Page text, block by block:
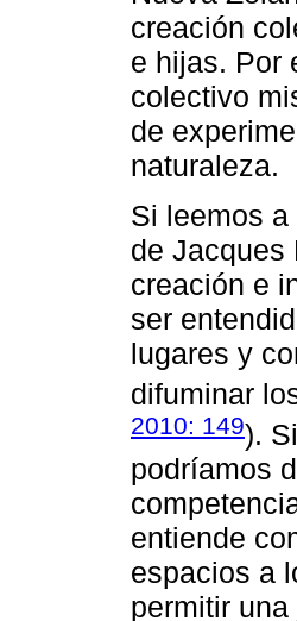
creación
e hijas. Por
colectivo
de
naturaleza.
Si leemos
de Jacques
creación e
ser
lugares y
difuminar
2010: 149).
podríamos
entiende
espacios a
permitir una